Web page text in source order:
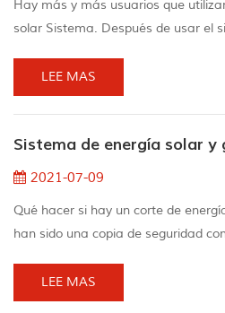
Hay más y más usuarios que
solar Sistema. Después de usar el
con su Expectativas. Para Ejemplo,
3kw Sistema de energía solar, pero
¿Electricidad? Hay el seguimien...
LEE MAS
2021-07-09
Qué hacer si hay un corte de
han sido una copia de seguridad
una opción más viable considerada
Los generadores son generalmente
LEE MAS